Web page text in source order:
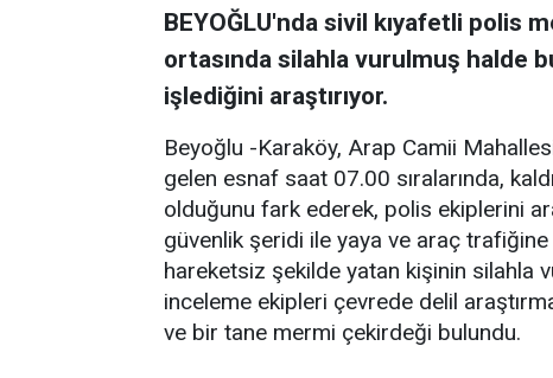
BEYOĞLU'nda sivil kıyafetli polis
ortasında silahla vurulmuş halde
işlediğini araştırıyor.
Beyoğlu -Karaköy, Arap Camii
gelen esnaf saat 07.00 sıralarında,
olduğunu fark ederek, polis ekiplerini
güvenlik şeridi ile yaya ve araç trafiğine
hareketsiz şekilde yatan kişinin silahla
inceleme ekipleri çevrede delil
ve bir tane mermi çekirdeği bulundu.